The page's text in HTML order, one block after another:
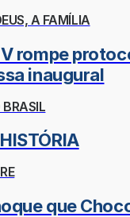
A FAMÍLIA
rompe
inaugural
que